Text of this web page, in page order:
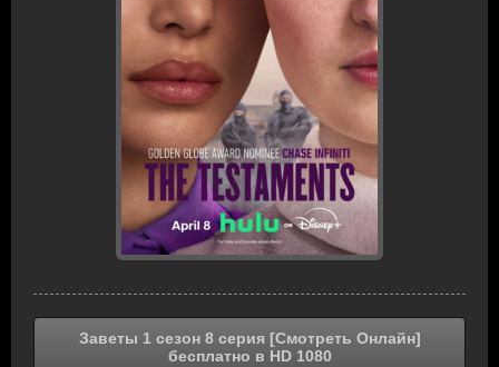
Заветы 1 сезон 8 серия [Смотреть Онлайн]
бесплатно в HD 1080